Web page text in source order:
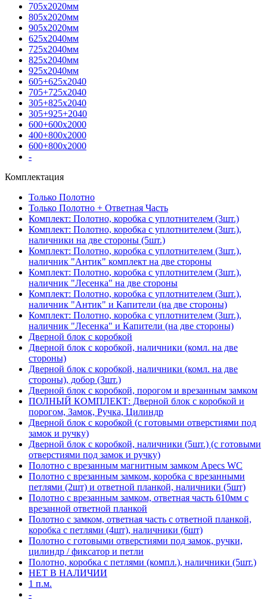
705х2020мм
805х2020мм
905х2020мм
625х2040мм
725х2040мм
825х2040мм
925х2040мм
605+625х2040
705+725х2040
305+825х2040
305+925+2040
600+600х2000
400+800х2000
600+800х2000
-
Комплектация
Только Полотно
Только Полотно + Ответная Часть
Комплект: Полотно, коробка с уплотнителем (3шт.)
Комплект: Полотно, коробка с уплотнителем (3шт.),
наличники на две стороны (5шт.)
Комплект: Полотно, коробка с уплотнителем (3шт.),
наличник "Антик" комплект на две стороны
Комплект: Полотно, коробка с уплотнителем (3шт.),
наличник "Лесенка" на две стороны
Комплект: Полотно, коробка с уплотнителем (3шт.),
наличник "Антик" и Капители (на две стороны)
Комплект: Полотно, коробка с уплотнителем (3шт.),
наличник "Лесенка" и Капители (на две стороны)
Дверной блок с коробкой
Дверной блок с коробкой, наличники (комл. на две
стороны)
Дверной блок с коробкой, наличники (комл. на две
стороны), добор (3шт.)
Дверной блок с коробкой, порогом и врезанным замком
ПОЛНЫЙ КОМПЛЕКТ: Дверной блок с коробкой и
порогом, Замок, Ручка, Цилиндр
Дверной блок с коробкой (с готовыми отверстиями под
замок и ручку)
Дверной блок с коробкой, наличники (5шт.) (с готовыми
отверстиями под замок и ручку)
Полотно с врезанным магнитным замком Apecs WC
Полотно с врезанным замком, коробка с врезанными
петлями (2шт) и ответной планкой, наличники (5шт)
Полотно с врезанным замком, ответная часть 610мм с
врезанной ответной планкой
Полотно с замком, ответная часть с ответной планкой,
коробка с петлями (4шт), наличники (6шт)
Полотно с готовыми отверстиями под замок, ручки,
цилиндр / фиксатор и петли
Полотно, коробка с петлями (компл.), наличники (5шт.)
НЕТ В НАЛИЧИИ
1 п.м.
-